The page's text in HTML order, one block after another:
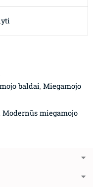
baldai, Miegamojo
, Modernūs miegamojo